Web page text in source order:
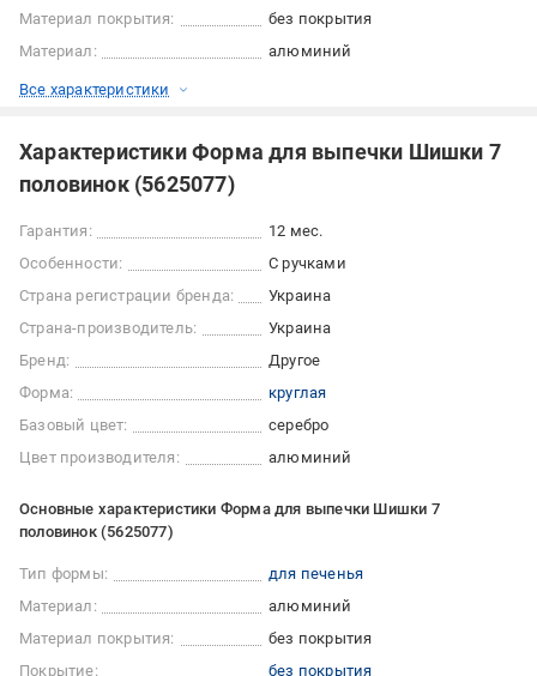
Материал покрытия:
без покрытия
Материал:
алюминий
Все характеристики
Характеристики Форма для выпечки Шишки 7
половинок (5625077)
Гарантия:
12 мес.
Особенности:
С ручками
Страна регистрации бренда:
Украина
Страна-производитель:
Украина
Бренд:
Другое
Форма:
круглая
Базовый цвет:
серебро
Цвет производителя:
алюминий
Основные характеристики Форма для выпечки Шишки 7
половинок (5625077)
Тип формы:
для печенья
Материал:
алюминий
Материал покрытия:
без покрытия
Покрытие:
без покрытия